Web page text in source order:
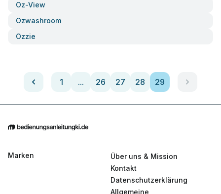
Oz-View
Ozwashroom
Ozzie
1 ... 26 27 28 29
Marken
Über uns & Mission
Kontakt
Datenschutzerklärung
Allgemeine